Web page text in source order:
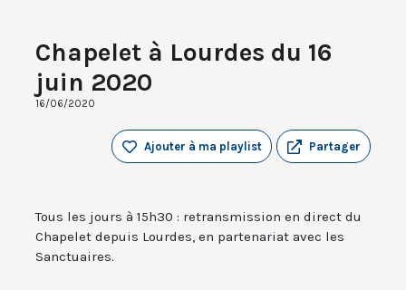
Chapelet à Lourdes du 16
juin 2020
16/06/2020
Partager
Ajouter à ma playlist
Tous les jours à 15h30 : retransmission en direct du
Chapelet depuis Lourdes, en partenariat avec les
Sanctuaires.